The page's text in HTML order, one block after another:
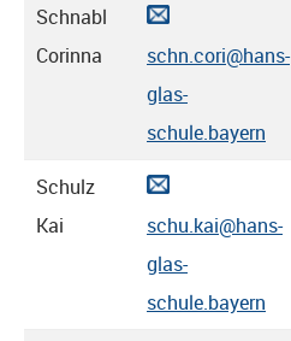
Schnabl
Corinna
schn.cori@hans-
glas-
schule.bayern
Schulz
Kai
schu.kai@hans-
glas-
schule.bayern